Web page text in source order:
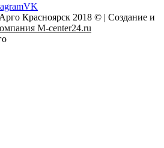
VK
Красноярск 2018 © | Создание и
M-center24.ru